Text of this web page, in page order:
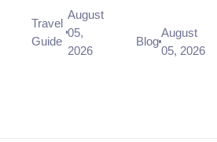
and there is no
designated
drop-off area
Travel
Guide
August
05,
2026
and destination
zone decide
Blog
August
05, 2026